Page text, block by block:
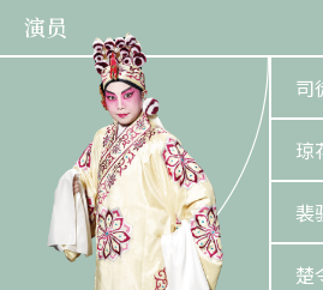
演员
司
琼
裴
楚